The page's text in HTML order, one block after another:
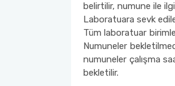
belirtilir, numune ile
Laboratuara sevk
Tüm laboratuar
Numuneler
numuneler çalışma
bekletilir.